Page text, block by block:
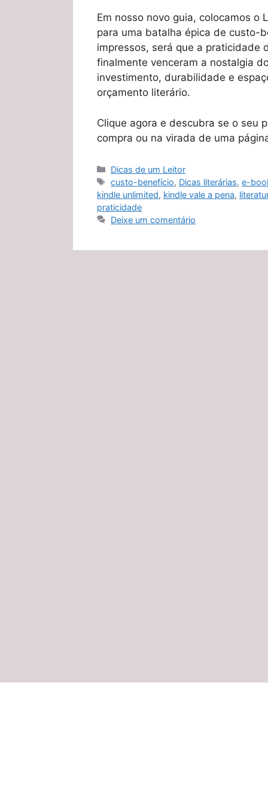
Em nosso novo guia, colocamos
para uma batalha épica de custo-
impressos, será que a praticidade
finalmente venceram a nostalgia
investimento, durabilidade e
orçamento literário.
Clique agora e descubra se o seu
compra ou na virada de uma
Categorias
Dicas de um Leitor
Tags
custo-benefício, Dicas literárias,e-
kindle unlimited, kindle vale a pena,
praticidade
Deixe um comentário